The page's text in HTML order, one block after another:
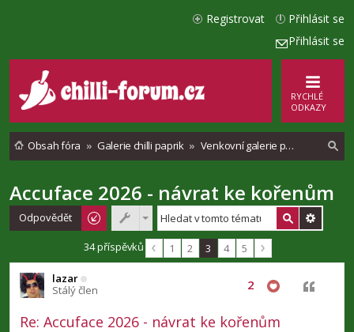
Přihlásit se
Přihlásit se
Registrovat
RYCHLÉ
ODKAZY
Obsah fóra Galerie chilli paprik Venkovní galerie pěstování chilli
Accuface 2026 - návrat ke kořenům
Odpovědět
34 příspěvků 1 2 3 4 5
lazar
Stálý člen
Re: Accuface 2026 - návrat ke kořenům
2 Citovat